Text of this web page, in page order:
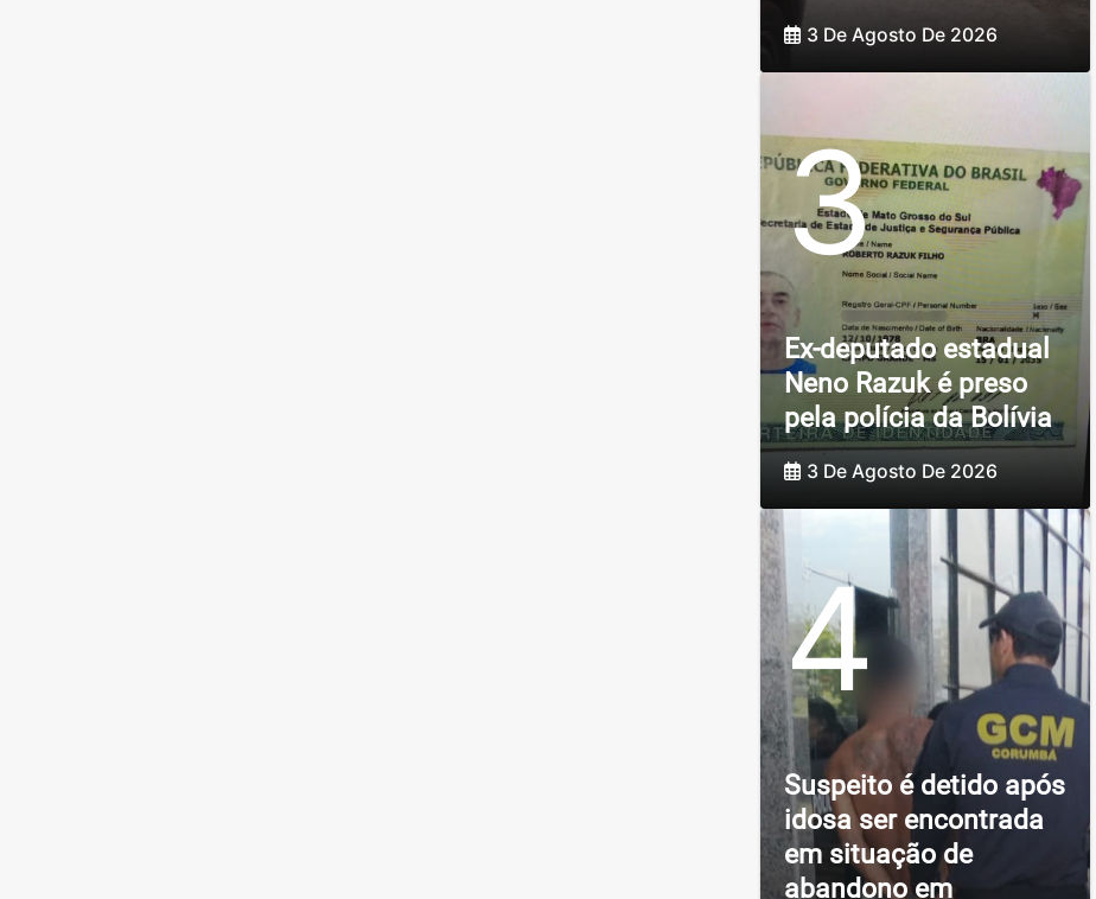
3 De Agosto De 2026
3
Ex-deputado estadual
Neno Razuk é preso
pela polícia da Bolívia
3 De Agosto De 2026
4
Suspeito é detido após
idosa ser encontrada
em situação de
abandono em